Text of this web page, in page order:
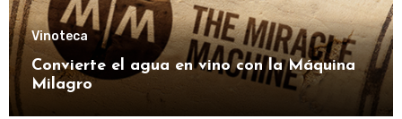
Vinoteca
Convierte el agua en vino con la Máquina
Milagro